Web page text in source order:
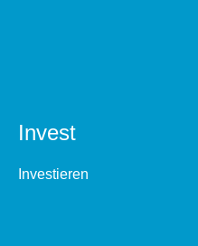
Invest
Investieren